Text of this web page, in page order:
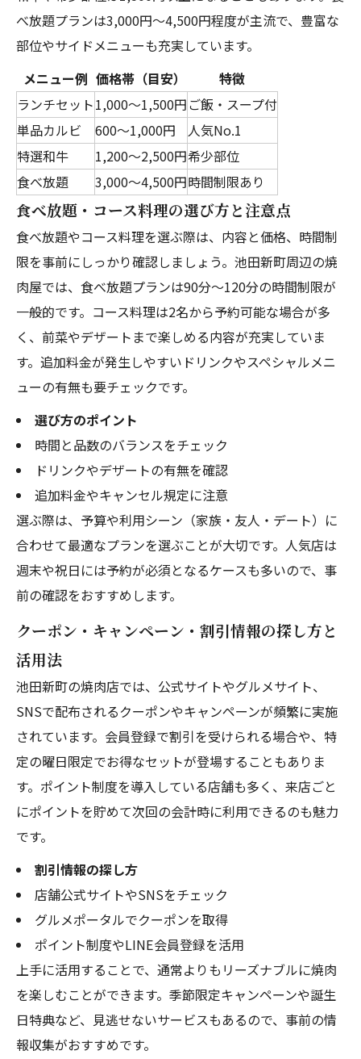
べ放題プランは3,000円～4,500円程度が主流で、豊富な
部位やサイドメニューも充実しています。
メニュー例 価格帯（目安）
特徴
ランチセット1,000～1,500円ご飯・スープ付
単品カルビ
600～1,000円
人気No.1
特選和牛
1,200～2,500円希少部位
食べ放題
3,000～4,500円時間制限あり
食べ放題・コース料理の選び方と注意点
食べ放題やコース料理を選ぶ際は、内容と価格、時間制
限を事前にしっかり確認しましょう。池田新町周辺の焼
肉屋では、食べ放題プランは90分～120分の時間制限が
一般的です。コース料理は2名から予約可能な場合が多
く、前菜やデザートまで楽しめる内容が充実していま
す。追加料金が発生しやすいドリンクやスペシャルメニ
ューの有無も要チェックです。
選び方のポイント
時間と品数のバランスをチェック
ドリンクやデザートの有無を確認
追加料金やキャンセル規定に注意
選ぶ際は、予算や利用シーン（家族・友人・デート）に
合わせて最適なプランを選ぶことが大切です。人気店は
週末や祝日には予約が必須となるケースも多いので、事
前の確認をおすすめします。
クーポン・キャンペーン・割引情報の探し方と
活用法
池田新町の焼肉店では、公式サイトやグルメサイト、
SNSで配布されるクーポンやキャンペーンが頻繁に実施
されています。会員登録で割引を受けられる場合や、特
定の曜日限定でお得なセットが登場することもありま
す。ポイント制度を導入している店舗も多く、来店ごと
にポイントを貯めて次回の会計時に利用できるのも魅力
です。
割引情報の探し方
店舗公式サイトやSNSをチェック
グルメポータルでクーポンを取得
ポイント制度やLINE会員登録を活用
上手に活用することで、通常よりもリーズナブルに焼肉
を楽しむことができます。季節限定キャンペーンや誕生
日特典など、見逃せないサービスもあるので、事前の情
報収集がおすすめです。